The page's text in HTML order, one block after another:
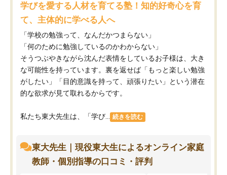
学びを愛する人材を育てる塾！知的好奇心を育
て、主体的に学べる人へ
「学校の勉強って、なんだかつまらない」
「何のために勉強しているのかわからない」
そうつぶやきながら沈んだ表情をしているお子様は、大き
な可能性を持っています。裏を返せば「もっと楽しい勉強
がしたい」「目的意識を持って、頑張りたい」という潜在
的な欲求が見て取れるからです。
私たち東大先生は、「学び... 続きを読む
東大先生｜現役東大生によるオンライン家庭
教師・個別指導の口コミ・評判